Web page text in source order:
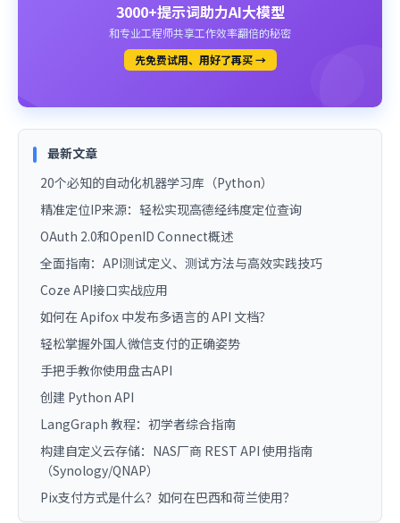
3000+提示词助力AI大模型
和专业工程师共享工作效率翻倍的秘密
先免费试用、用好了再买 →
最新文章
20个必知的自动化机器学习库（Python）
精准定位IP来源：轻松实现高德经纬度定位查询
OAuth 2.0和OpenID Connect概述
全面指南：API测试定义、测试方法与高效实践技巧
Coze API接口实战应用
如何在 Apifox 中发布多语言的 API 文档？
轻松掌握外国人微信支付的正确姿势
手把手教你使用盘古API
创建 Python API
LangGraph 教程：初学者综合指南
构建自定义云存储：NAS厂商 REST API 使用指南
（Synology/QNAP）
Pix支付方式是什么？如何在巴西和荷兰使用？